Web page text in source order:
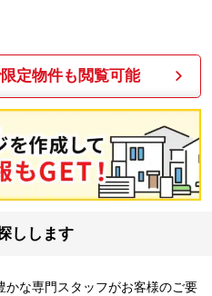
定物件も閲覧可能
しします
かな専門スタッフがお客様のご要